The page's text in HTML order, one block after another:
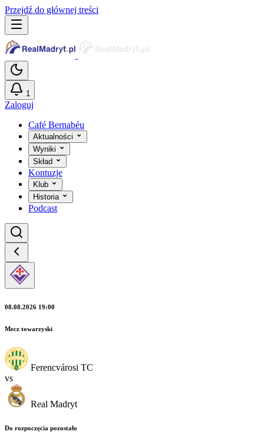
Przejdź do głównej treści
1
Zaloguj
Café Bernabéu
Aktualności
Wyniki
Skład
Kontuzje
Klub
Historia
Podcast
08.08.2026 19:00
Mecz towarzyski
Ferencvárosi TC
vs
Real Madryt
Do rozpoczęcia pozostało